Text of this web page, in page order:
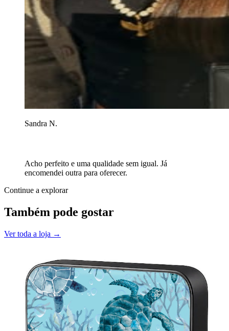
Sandra N.
Acho perfeito e uma qualidade sem igual. Já
encomendei outra para oferecer.
Continue a explorar
Também pode gostar
Ver toda a loja →